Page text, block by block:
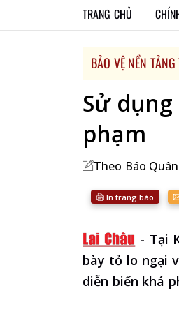
TRANG CHỦ
BẢO VỆ NỀN
Sử
phạm
Theo Báo
In trang báo
- Tại
bày tỏ lo ngại
diễn biến khá